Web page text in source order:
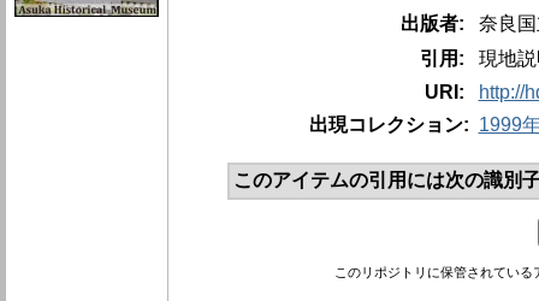
出版者:
奈良
引用:
現地
URI:
http://
出現コレクション: 1999
このアイテムの引用には次の識別
このリポジトリに保管されてい